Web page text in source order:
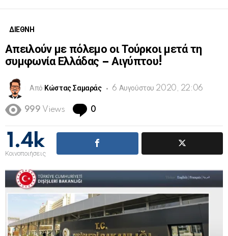
ΔΙΕΘΝΗ
Απειλούν με πόλεμο οι Τούρκοι μετά τη
συμφωνία Ελλάδας – Αιγύπτου!
Από Κώστας Σαμαράς 6 Αυγούστου 2020, 22:06
999 Views 0
1.4k
Κοινοποιήσεις